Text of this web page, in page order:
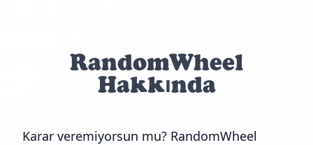
RandomWheel
Hakkında
Karar veremiyorsun mu? RandomWheel